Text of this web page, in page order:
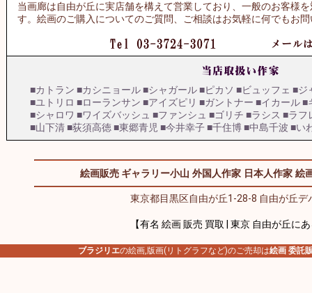
当画廊は自由が丘に実店舗を構えて営業しており、一般のお客様
す。絵画のご購入についてのご質問、ご相談はお気軽に何でもお
■カトラン ■カシニョール■シャガール■ピカソ ■ビュッフェ ■ジ
■ユトリロ ■ローランサン ■アイズピリ ■ガントナー ■イカール■
■シャロワ ■ワイズバッシュ ■ファンシュ ■ゴリチ ■ラシス ■ラフ
■山下清■荻須高徳■東郷青児 ■今井幸子■千住博■中島千波 ■い
絵画販売 ギャラリー小山 外国人作家 日本人作家 絵
東京都目黒区自由が丘1-28-8 自由が丘デ
【有名 絵画 販売 買取 | 東京 自由が丘に
ブラジリエの絵画,版画(リトグラフなど)のご売却は絵画 委託